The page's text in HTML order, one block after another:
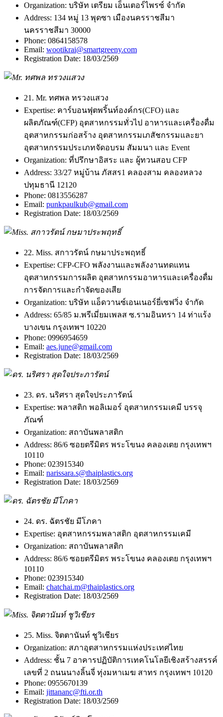
Organization: บริษัท เตรียม เอ็นเตอร์ไพรซ์ จำกัด
Address: 134 หมู่ 13 พุดซา เมืองนครราชสีมา
นครราชสีมา 30000
Phone: 0864158578
Email: wootikrai@smartgreeny.com
Registration Date: 18/03/2569
21. Mr. ทศพล ทรวงแสวง
Expertise: คาร์บอนฟุตพริ้นท์องค์กร(CFO) และ
ผลิตภัณฑ์(CFP) อุตสาหกรรมทั่วไป อาหารและเครื่องดื่ม
อุตสาหกรรมก่อสร้าง อุตสาหกรรมเภสัชกรรมและยา
อุตสาหกรรมประเภทจัดอบรม สัมมนา เเละ Event
Organization: ที่ปรึกษาอิสระ และ ผู้ทวนสอบ CFP
Address: 33/27 หมู่บ้าน ภัสสร1 คลองสาม คลองหลวง
ปทุมธานี 12120
Phone: 0813556287
Email: punkpaulkub@gmail.com
Registration Date: 18/03/2569
22. Miss. สกาวรัตน์ กษมาประพฤทธิ์
Expertise: CFP-CFO พลังงานและพลังงานทดแทน
อุตสาหกรรมการผลิต อุตสาหกรรมอาหารและเครื่องดื่ม
การจัดการและกำจัดของเสีย
Organization: บริษัท แอ็ดวานซ์เอนเนอร์ยี่เซฟวิ่ง จำกัด
Address: 65/85 ม.พรีเมี่ยมเพลส ซ.รามอินทรา 14 ท่าแร้ง
บางเขน กรุงเทพฯ 10220
Phone: 0996954659
Email: aes.june@gmail.com
Registration Date: 18/03/2569
23. ดร. นริศรา สุดใจประภารัตน์
Expertise: พลาสติก พอลิเมอร์ อุตสาหกรรมเคมี บรรจุ
ภัณฑ์
Organization: สถาบันพลาสติก
Address: 86/6 ซอยตรีมิตร พระโขนง คลองเตย กรุงเทพฯ
10110
Phone: 023915340
Email: narissara.s@thaiplastics.org
Registration Date: 18/03/2569
24. ดร. ฉัตรชัย มีโภคา
Expertise: อุตสาหกรรมพลาสติก อุตสาหกรรมเคมี
Organization: สถาบันพลาสติก
Address: 86/6 ซอยตรีมิตร พระโขนง คลองเตย กรุงเทพฯ
10110
Phone: 023915340
Email: chatchai.m@thaiplastics.org
Registration Date: 18/03/2569
25. Miss. จิตตานันท์ ชูวิเชียร
Organization: สภาอุตสาหกรรมแห่งประเทศไทย
Address: ชั้น 7 อาคารปฏิบัติการเทคโนโลยีเชิงสร้างสรรค์
เลขที่ 2 ถนนนางลิ้นจี่ ทุ่งมหาเมฆ สาทร กรุงเทพฯ 10120
Phone: 0955670139
Email: jittananc@fti.or.th
Registration Date: 18/03/2569